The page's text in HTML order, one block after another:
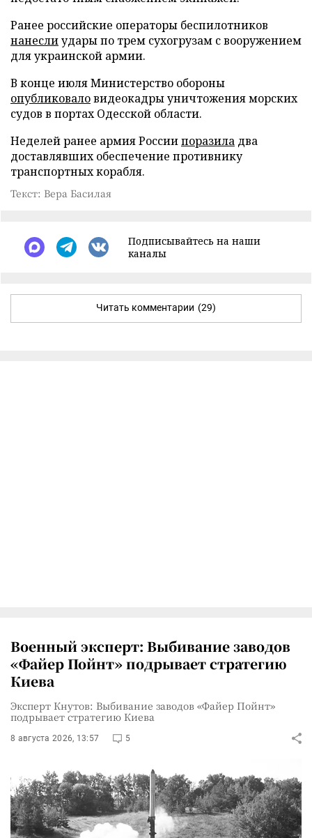
Ранее российские операторы беспилотников
нанеслиудары по трем сухогрузам с вооружением
для украинской армии.
В конце июля Министерство обороны
опубликоваловидеокадры уничтожения морских
судов в портах Одесской области.
Неделей ранее армия Россиипоразила два
доставлявших обеспечение противнику
транспортных корабля.
Текст: Вера Басилая
Подписывайтесь на наши
каналы
Читать комментарии (29)
Военный эксперт: Выбивание заводов
«Файер Пойнт» подрывает стратегию
Киева
Эксперт Кнутов: Выбивание заводов «Файер Пойнт»
подрывает стратегию Киева
8 августа 2026, 13:57 5